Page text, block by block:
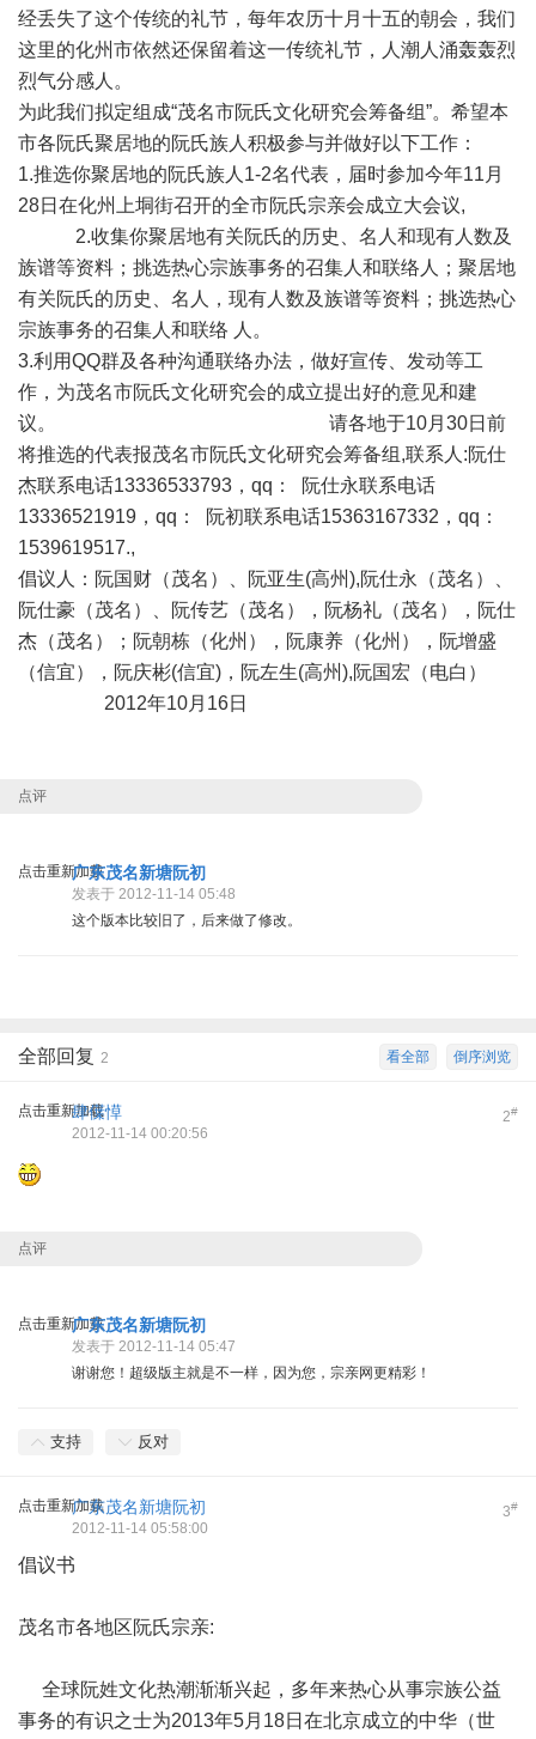
经丢失了这个传统的礼节，每年农历十月十五的朝会，我们
这里的化州市依然还保留着这一传统礼节，人潮人涌轰轰烈
烈气分感人。
为此我们拟定组成“茂名市阮氏文化研究会筹备组”。希望本
市各阮氏聚居地的阮氏族人积极参与并做好以下工作：
1.推选你聚居地的阮氏族人1-2名代表，届时参加今年11月
28日在化州上垌街召开的全市阮氏宗亲会成立大会议,
2.收集你聚居地有关阮氏的历史、名人和现有人数及
族谱等资料；挑选热心宗族事务的召集人和联络人；聚居地
有关阮氏的历史、名人，现有人数及族谱等资料；挑选热心
宗族事务的召集人和联络 人。
3.利用QQ群及各种沟通联络办法，做好宣传、发动等工
作，为茂名市阮氏文化研究会的成立提出好的意见和建
议。 请各地于10月30日前
将推选的代表报茂名市阮氏文化研究会筹备组,联系人:阮仕
杰联系电话13336533793，qq： 阮仕永联系电话
13336521919，qq： 阮初联系电话15363167332，qq：
1539619517.,
倡议人：阮国财（茂名）、阮亚生(高州),阮仕永（茂名）、
阮仕豪（茂名）、阮传艺（茂名），阮杨礼（茂名），阮仕
杰（茂名）；阮朝栋（化州），阮康养（化州），阮增盛
（信宜），阮庆彬(信宜)，阮左生(高州),阮国宏（电白）
2012年10月16日
点评
点击重新加载广东茂名新塘阮初
发表于 2012-11-14 05:48
这个版本比较旧了，后来做了修改。
倒序浏览
看全部
全部回复 2
点击重新加载 2#
肆僷愺
2012-11-14 00:20:56
点评
点击重新加载广东茂名新塘阮初
发表于 2012-11-14 05:47
谢谢您！超级版主就是不一样，因为您，宗亲网更精彩！
支持 反对
点击重新加载 3#
广东茂名新塘阮初
2012-11-14 05:58:00
倡议书
茂名市各地区阮氏宗亲:
全球阮姓文化热潮渐渐兴起，多年来热心从事宗族公益
事务的有识之士为2013年5月18日在北京成立的中华（世